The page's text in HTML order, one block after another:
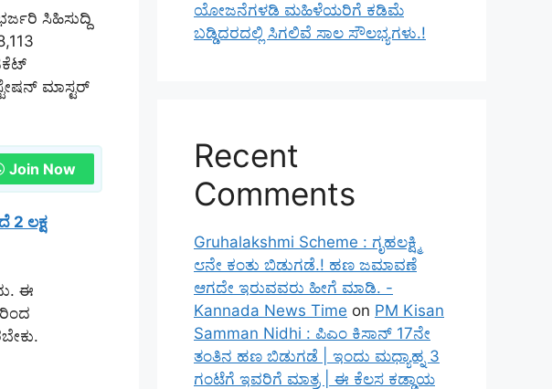
ಸಿಹಿಸುದ್ದಿ
ಮಾಸ್ಟರ್
Join Now
2 ಲಕ್ಷ
ಈ
ಯೋಜನೆಗಳಡಿ ಮಹಿಳೆಯರಿಗೆ ಕಡಿಮೆ
ಬಡ್ಡಿದರದಲ್ಲಿ ಸಿಗಲಿವೆ ಸಾಲ ಸೌಲಭ್ಯಗಳು.!
Recent
Comments
Gruhalakshmi Scheme : ಗೃಹಲಕ್ಷ್ಮಿ
೮ನೇ ಕಂತು ಬಿಡುಗಡೆ.! ಹಣ ಜಮಾವಣೆ
ಆಗದೇ ಇರುವವರು ಹೀಗೆ ಮಾಡಿ. -
Kannada News Time on PM Kisan
Samman Nidhi : ಪಿಎಂ ಕಿಸಾನ್ 17ನೇ
ತಂತಿನ ಹಣ ಬಿಡುಗಡೆ | ಇಂದು ಮಧ್ಯಾಹ್ನ 3
ಗಂಟೆಗೆ ಇವರಿಗೆ ಮಾತ್ರ | ಈ ಕೆಲಸ ಕಡ್ಡಾಯ